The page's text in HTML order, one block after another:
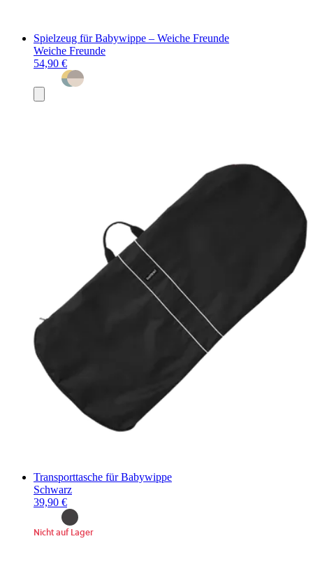
Spielzeug für Babywippe – Weiche Freunde
Weiche Freunde
54,90 €
den
Transporttasche für Babywippe
Schwarz
39,90 €
Nicht auf Lager